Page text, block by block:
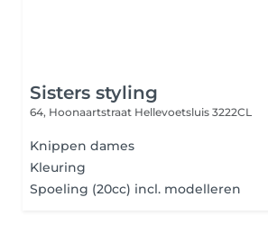
Sisters styling
64, Hoonaartstraat Hellevoetsluis 3222CL
Knippen dames
Kleuring
Spoeling (20cc) incl. modelleren